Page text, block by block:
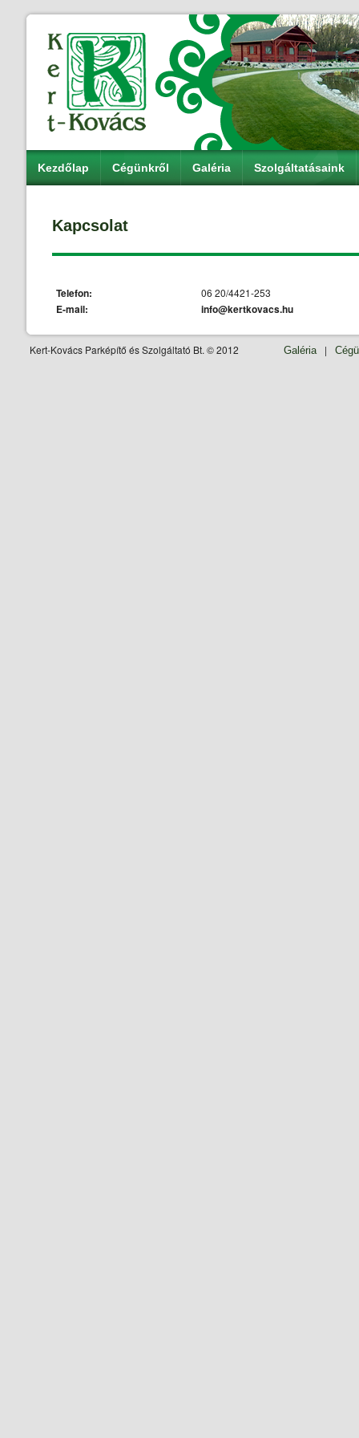
Kezdőlap Cégünkről Galéria Szolgáltatásaink
Kapcsolat
Telefon: 06 20/4421-253
E-mail: info@kertkovacs.hu
Kert-Kovács Parképítő és Szolgáltató Bt. © 2012 |
Galéria